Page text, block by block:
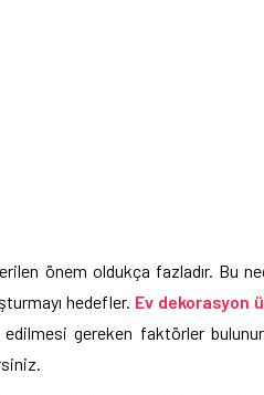
önem oldukça fazladır. Bu
hedefler. Ev dekorasyon
gereken faktörler